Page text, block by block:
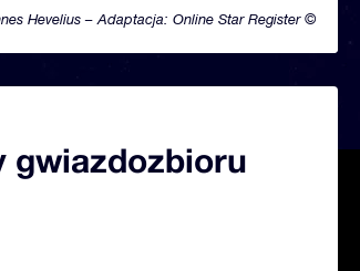
Hevelius – Adaptacja: Online Star Register ©
gwiazdozbioru